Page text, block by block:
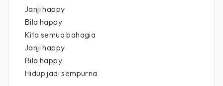
Janji happy
Bila happy
Kita semua bahagia
Janji happy
Bila happy
Hidup jadi sempurna